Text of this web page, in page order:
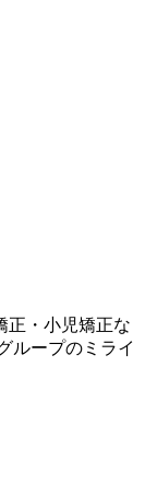
正・小児矯正な
ループの ミライ